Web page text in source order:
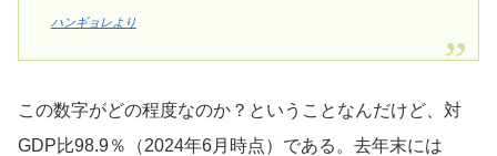
ハンギョレより
この数字がどの程度なのか？ということなんだけど、対
GDP比98.9％（2024年6月時点）である。去年末には